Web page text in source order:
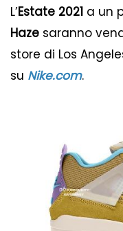
L’Estate 2021 a un
Haze saranno
store di Los
su Nike.com.